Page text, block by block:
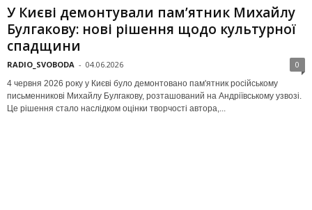
У Києві демонтували пам’ятник Михайлу
Булгакову: нові рішення щодо культурної
спадщини
RADIO_SVOBODA - 04.06.2026 0
4 червня 2026 року у Києві було демонтовано пам'ятник російському
письменникові Михайлу Булгакову, розташований на Андріївському узвозі.
Це рішення стало наслідком оцінки творчості автора,...